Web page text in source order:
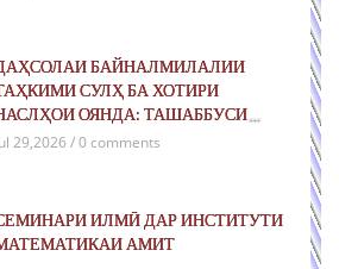
БАЙНАЛМИЛАЛИИ
СУЛҲ БА ХОТИРИ
ОЯНДА: ТАШАББУСИ
ҶУМҲУРИИ ТОҶИКИСТОН
29,2026 / 0 comments
ИЛМӢ ДАР ИНСТИТУТИ
АМИТ